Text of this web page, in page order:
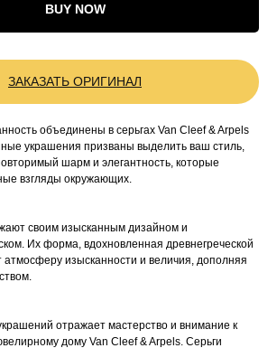
BUY NOW
ЗАКАЗАТЬ ОРИГИНАЛ
объединены в серьгах Van Cleef & Arpels
украшения призваны выделить ваш стиль,
шарм и элегантность, которые
взгляды окружающих.
своим изысканным дизайном и
Их форма, вдохновленная древнегреческой
изысканности и величия, дополняя
отражает мастерство и внимание к
дому Van Cleef & Arpels. Серьги